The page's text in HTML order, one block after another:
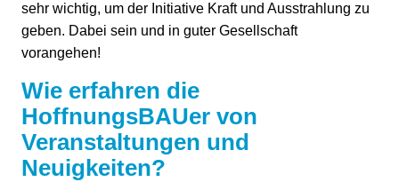
sehr wichtig, um der Initiative Kraft und Ausstrahlung zu
geben. Dabei sein und in guter Gesellschaft
vorangehen!
Wie erfahren die
HoffnungsBAUer von
Veranstaltungen und
Neuigkeiten?